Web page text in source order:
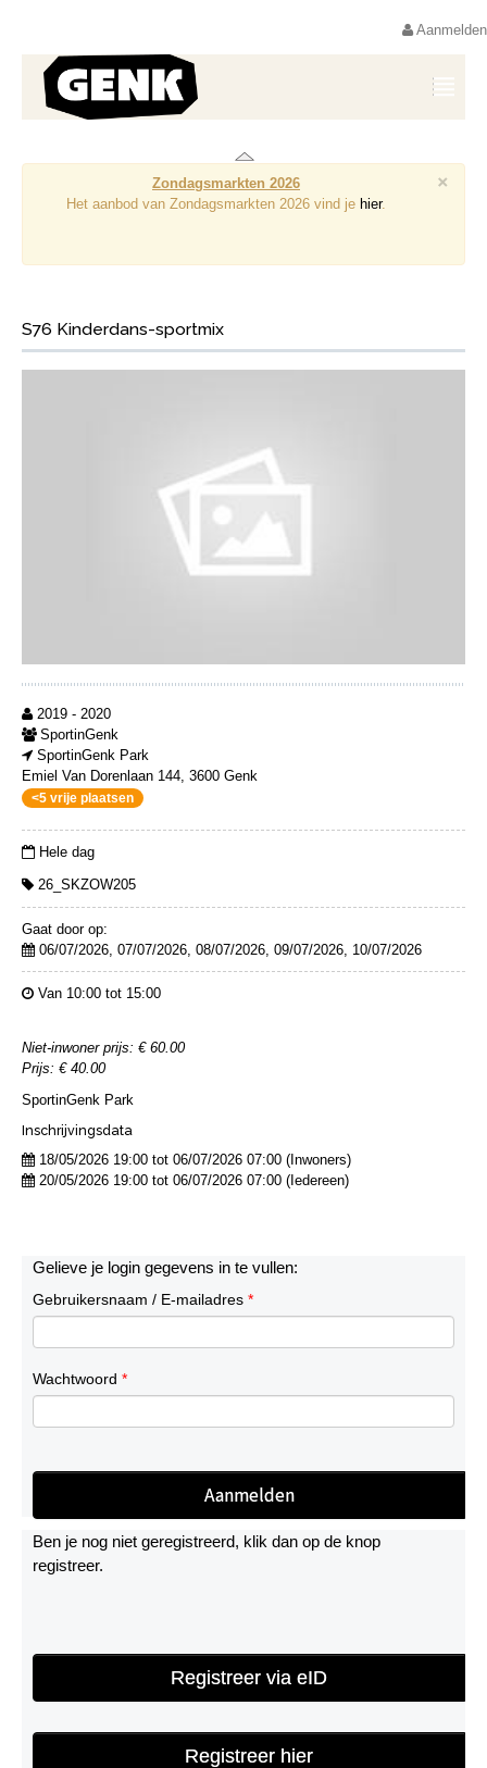
Aanmelden
×
Zondagsmarkten 2026
Het aanbod van Zondagsmarkten 2026 vind je hier.
S76 Kinderdans-sportmix
2019 - 2020
SportinGenk
SportinGenk Park
Emiel Van Dorenlaan 144, 3600 Genk
<5 vrije plaatsen
Hele dag
26_SKZOW205
Gaat door op:
06/07/2026, 07/07/2026, 08/07/2026, 09/07/2026, 10/07/2026
Van 10:00 tot 15:00
Niet-inwoner prijs: € 60.00
Prijs: € 40.00
SportinGenk Park
Inschrijvingsdata
18/05/2026 19:00 tot 06/07/2026 07:00 (Inwoners)
20/05/2026 19:00 tot 06/07/2026 07:00 (Iedereen)
Gelieve je login gegevens in te vullen:
Gebruikersnaam / E-mailadres *
Wachtwoord *
Ben je nog niet geregistreerd, klik dan op de knop
registreer.
Registreer via eID
Registreer hier